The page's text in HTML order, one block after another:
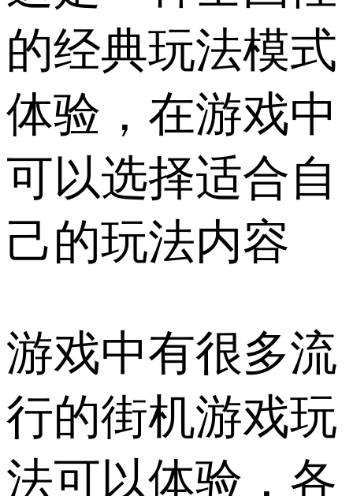
的经典玩法模式
体验，在游戏中
可以选择适合自
己的玩法内容
游戏中有很多流
行的街机游戏玩
法可以体验，各